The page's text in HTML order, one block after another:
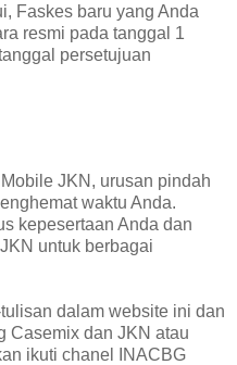
Faskes baru yang Anda
resmi pada tanggal 1
persetujuan
JKN, urusan pindah
waktu Anda.
kepesertaan Anda dan
untuk berbagai
dalam website ini dan
Casemix dan JKN atau
ikuti chanel INACBG